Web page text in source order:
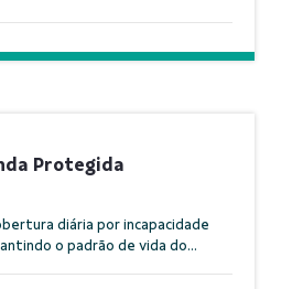
Protegida
diária por incapacidade
o padrão de vida do...